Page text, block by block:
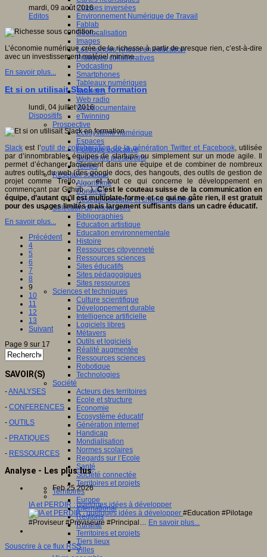
Classes inversées
Environnement Numérique de Travail
Fablab
Géolocalisation
Images
Les mondes virtuels en éducation
Pratiques collaboratives
Podcasting
Smartphones
Tableaux numériques
Tablettes
Web radio
Webdocumentaire
eTwinning
Prospective
Ecosystème numérique
Espaces
Politique éducative
Scénarios prospectifs
Temps
Réseaux sociaux
Algorithme
Données
Réseaux sociaux et champ scolaire
Sélection de ressources
Bibliographies
Education artistique
Education environnementale
Histoire
Ressources citoyenneté
Ressources sciences
Sites éducatifs
Sites pédagogiques
Sites ressources
Sciences et techniques
Culture scientifique
Développement durable
Intelligence artificielle
Logiciels libres
Métavers
Outils et logiciels
Réalité augmentée
Ressources sciences
Robotique
Technologies
Société
Acteurs des territoires
Ecole et structure
Economie
Ecosystème éducatif
Génération internet
Handicap
Mondialisation
Normes scolaires
Regards sur l’Ecole
Santé
Société connectée
Territoires et projets
Territoires
Europe
International
Régions
Ruralité
Territoires et projets
Tiers lieux
Villes
mardi, 09 août 2016
Editos
L’économie numérique crée de la richesse à partir de presque rien, c’est-à-dire
avec un investissement matériel minime.
En savoir plus...
Et si on utilisait Slack en formation
lundi, 04 juillet 2016
Dispositifs
Slack est l’outil de collaboration de la génération Twitter et Facebook, utilisée
par d’innombrables équipes de startups ou simplement sur un mode agile. Il
permet d’échanger facilement dans une équipe et de combiner de nombreux
autres outils du web (des google docs, des hangouts, des outils de gestion de
projet comme Trello, …, et tout ce qui concerne le développement en
commençant par Github…).C’est le couteau suisse de la communication en
équipe, d’autant qu’il est multiplate-forme et ce qui ne gâte rien, il est gratuit
pour des usages limités mais largement suffisants dans un cadre éducatif.
En savoir plus...
Précédent
4
5
6
7
8
9
10
11
12
13
Suivant
Page 9 sur 17
SAVOIR(S)
-ANALYSES
- CONFERENCES
- OUTILS
- PRATIQUES
- RESSOURCES
Analyse - Les plus lus
Feb 25 2026
IA et PERDIR : quelques idées à développer
#Education #Pilotage
#Proviseur #Proviseure #Principal… En savoir plus...
Souscrire à ce flux RSS